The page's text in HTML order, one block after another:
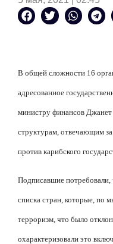
В общей сложности 16
адресованное
министру финансов
структурам, отвечающим
против карибского
Подписавшие
списка стран, которые, по
терроризм, что было
охарактеризовали это